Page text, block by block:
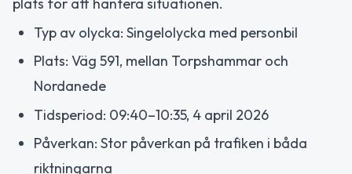
Typ av olycka: Singelolycka med personbil
Plats: Väg 591, mellan Torpshammar och
Nordanede
Tidsperiod: 09:40–10:35, 4 april 2026
Påverkan: Stor påverkan på trafiken i båda
riktningarna